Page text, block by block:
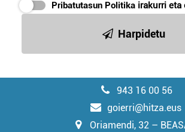
Pribatutasun Politika irakurri eta
Harpidetu
943 16 00 56
goierri@hitza.eus
Oriamendi, 32 –